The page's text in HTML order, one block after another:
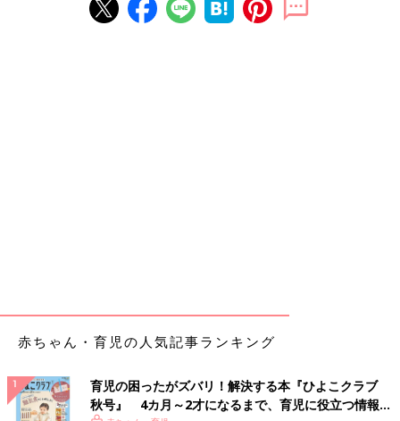
赤ちゃん・育児の人気記事ランキング
育児の困ったがズバリ！解決する本『ひよこクラブ
秋号』 4カ月～2才になるまで、育児に役立つ情報が